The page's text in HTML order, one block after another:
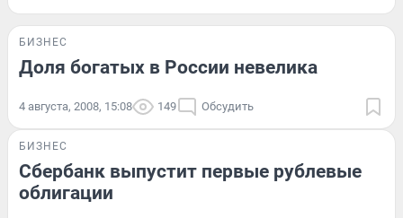
БИЗНЕС
Доля богатых в России невелика
4 августа, 2008, 15:08 149 Обсудить
БИЗНЕС
Сбербанк выпустит первые рублевые
облигации